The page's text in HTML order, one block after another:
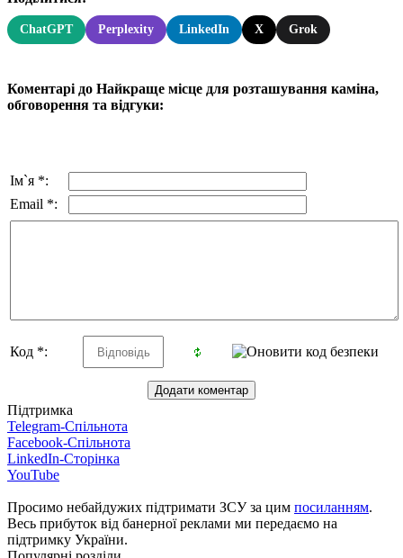
ChatGPT Perplexity LinkedIn X Grok
Коментарі до Найкраще місце для розташування каміна,
обговорення та відгуки:
Ім`я *:
Email *:
Код *:
Підтримка
Telegram-Спільнота
Facebook-Спільнота
LinkedIn-Сторінка
YouTube
Просимо небайдужих підтримати ЗСУ за цим посиланням.
Весь прибуток від банерної реклами ми передаємо на
підтримку України.